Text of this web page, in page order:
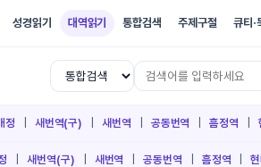
성경읽기 대역읽기 통합검색 주제구절 큐티·
정 새번역(구) 새번역 공동번역 흠정역
새번역(구) 새번역 공동번역 흠정역